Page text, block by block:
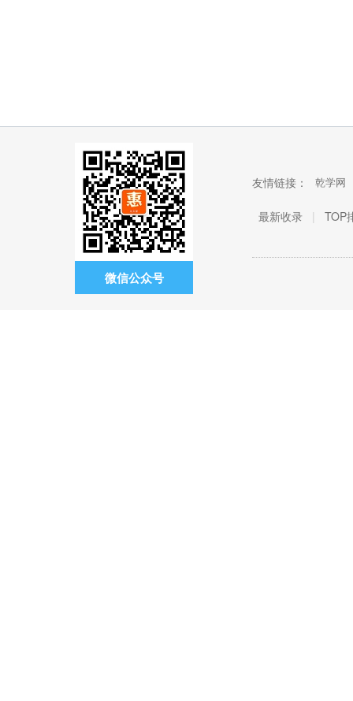
微信公众号
友情链接： 乾学网
最新收录 | TOP